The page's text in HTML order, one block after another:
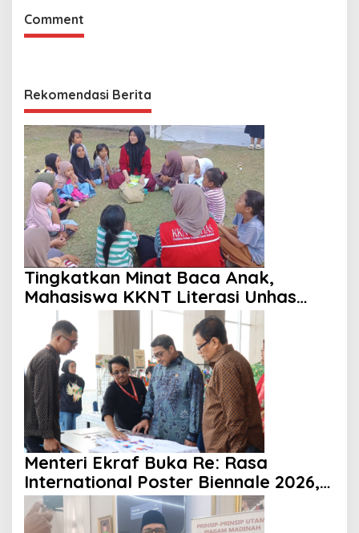
Comment
Rekomendasi Berita
Tingkatkan Minat Baca Anak,
Mahasiswa KKNT Literasi Unhas
Gelar Program Membaca Nyaring di
Lima Dusun Desa Laikang
Menteri Ekraf Buka Re: Rasa
International Poster Biennale 2026,
Paramadina Dorong Diplomasi
Budaya Visual